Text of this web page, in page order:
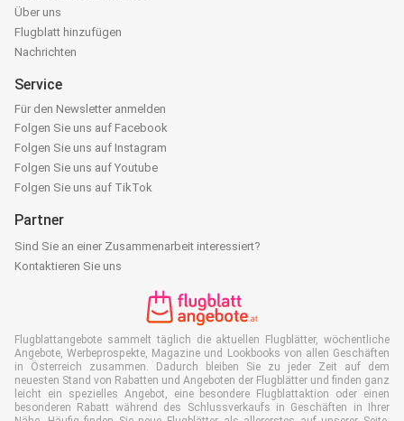
Über uns
Flugblatt hinzufügen
Nachrichten
Service
Für den Newsletter anmelden
Folgen Sie uns auf Facebook
Folgen Sie uns auf Instagram
Folgen Sie uns auf Youtube
Folgen Sie uns auf TikTok
Partner
Sind Sie an einer Zusammenarbeit interessiert?
Kontaktieren Sie uns
Flugblattangebote sammelt täglich die aktuellen Flugblätter, wöchentliche
Angebote, Werbeprospekte, Magazine und Lookbooks von allen Geschäften
in Österreich zusammen. Dadurch bleiben Sie zu jeder Zeit auf dem
neuesten Stand von Rabatten und Angeboten der Flugblätter und finden ganz
leicht ein spezielles Angebot, eine besondere Flugblattaktion oder einen
besonderen Rabatt während des Schlussverkaufs in Geschäften in Ihrer